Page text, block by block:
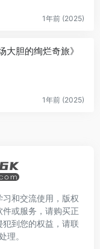
1年前 (2025)
大胆的绚烂奇旅》
1年前 (2025)
和交流使用，版权
或服务，请购买正
到您的权益，请联
理。